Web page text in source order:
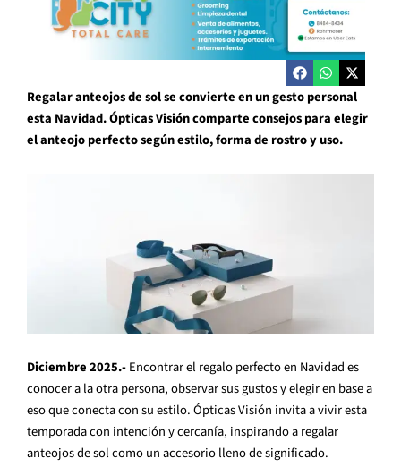
Regalar anteojos de sol se convierte en un gesto personal
esta Navidad. Ópticas Visión comparte consejos para elegir
el anteojo perfecto según estilo, forma de rostro y uso.
Diciembre 2025.-Encontrar el regalo perfecto en Navidad es
conocer a la otra persona, observar sus gustos y elegir en base a
eso que conecta con su estilo. Ópticas Visión invita a vivir esta
temporada con intención y cercanía, inspirando a regalar
anteojos de sol como un accesorio lleno de significado.